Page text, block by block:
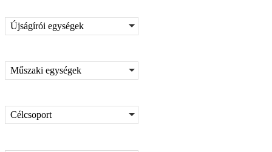
Újságírói egységek
Műszaki egységek
Célcsoport